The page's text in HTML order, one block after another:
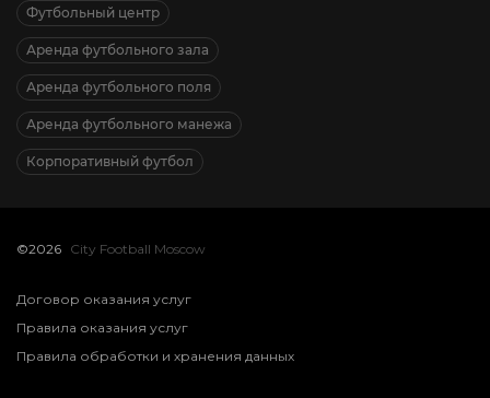
Футбольный центр
Аренда футбольного зала
Аренда футбольного поля
Аренда футбольного манежа
Корпоративный футбол
©2026 City Football Moscow
Договор оказания услуг
Правила оказания услуг
Правила обработки и хранения данных